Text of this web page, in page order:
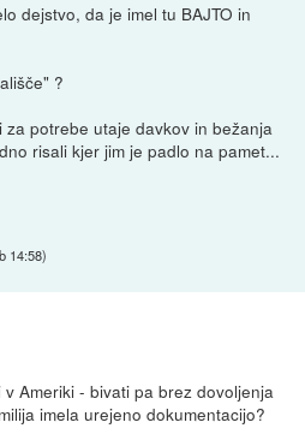
dejstvo, da je imel tu BAJTO in
?
potrebe utaje davkov in bežanja
risali kjer jim je padlo na pamet...
14:58)
Ameriki - bivati pa brez dovoljenja
imela urejeno dokumentacijo?